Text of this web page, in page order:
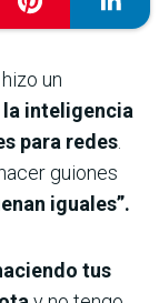
hizo un
la inteligencia
para redes.
guiones
iguales”.
tus